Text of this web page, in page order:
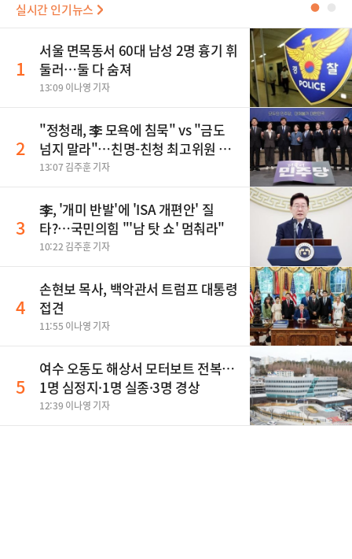
실시간 인기뉴스 ●
1
서울 면목동서 60대 남성 2명 흉기 휘
둘러…둘 다 숨져
13:09 이나영 기자
2
"정청래, 李 모욕에 침묵" vs "금도
넘지 말라"…친명-친청 최고위원 후
보, 제주서 격돌
13:07 김주훈 기자
3
李, '개미 반발'에 'ISA 개편안' 질
타?…국민의힘 "'남 탓 쇼' 멈춰라"
10:22 김주훈 기자
4
손현보 목사, 백악관서 트럼프 대통령
접견
11:55 이나영 기자
5
여수 오동도 해상서 모터보트 전복…
1명 심정지·1명 실종·3명 경상
12:39 이나영 기자